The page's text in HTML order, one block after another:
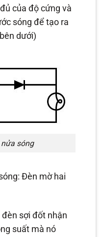
của độ cứng và
sóng để tạo ra
dưới)
sóng
Đèn mờ hai
đèn sợi đốt nhận
suất mà nó